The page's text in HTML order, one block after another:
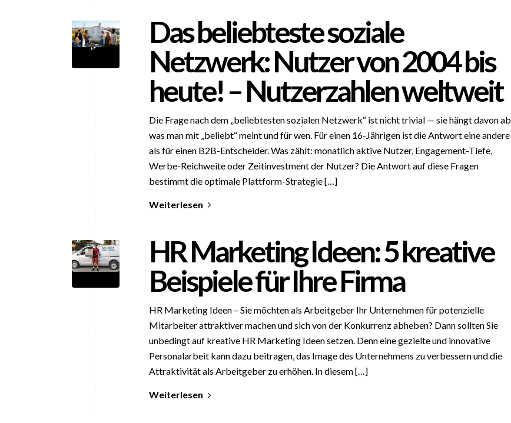
Das beliebteste soziale
Netzwerk: Nutzer von 2004 bis
heute! – Nutzerzahlen weltweit
Die Frage nach dem „beliebtesten sozialen Netzwerk“ ist nicht trivial — sie hängt davon ab
was man mit „beliebt“ meint und für wen. Für einen 16-Jährigen ist die Antwort eine andere
als für einen B2B-Entscheider. Was zählt: monatlich aktive Nutzer, Engagement-Tiefe,
Werbe-Reichweite oder Zeitinvestment der Nutzer? Die Antwort auf diese Fragen
bestimmt die optimale Plattform-Strategie […]
Weiterlesen
HR Marketing Ideen: 5 kreative
Beispiele für Ihre Firma
HR Marketing Ideen – Sie möchten als Arbeitgeber Ihr Unternehmen für potenzielle
Mitarbeiter attraktiver machen und sich von der Konkurrenz abheben? Dann sollten Sie
unbedingt auf kreative HR Marketing Ideen setzen. Denn eine gezielte und innovative
Personalarbeit kann dazu beitragen, das Image des Unternehmens zu verbessern und die
Attraktivität als Arbeitgeber zu erhöhen. In diesem […]
Weiterlesen